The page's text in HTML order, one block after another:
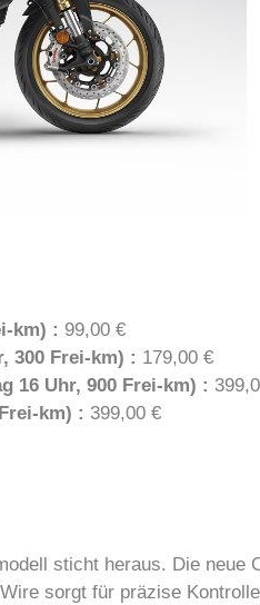
km) : 99,00 €
300 Frei-km) : 179,00 €
16 Uhr, 900 Frei-km) :
km) : 399,00 €
sticht heraus. Die
sorgt für präzise